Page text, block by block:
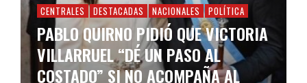
CENTRALES DESTACADAS NACIONALES POLÍTICA
PABLO QUIRNO PIDIÓ QUE VICTORIA
VILLARRUEL “DÉ UN PASO AL
COSTADO” SI NO ACOMPAÑA AL